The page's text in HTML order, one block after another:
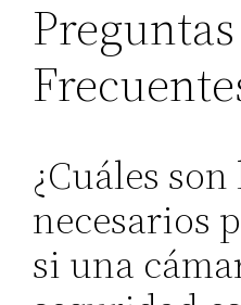
Preguntas
¿Cuáles
necesarios
si una